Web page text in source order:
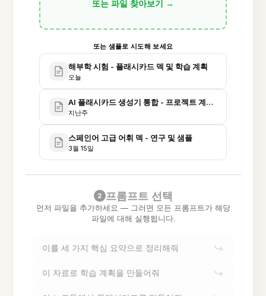
또는 파일 찾아보기 →
또는 샘플로 시도해 보세요
해부학 시험 - 플래시카드 덱 및 학습 계획
오늘
AI 플래시카드 생성기 통합 - 프로젝트 계획 및 회의
지난주
스페인어 고급 어휘 덱 - 연구 및 샘플
3월 15일
2 프롬프트 선택
먼저 파일을 추가하세요 — 그러면 모든 프롬프트가 해당
파일에 대해 실행됩니다.
이를 세 가지 핵심 요약으로 정리해줘
이 자료로 학습 계획을 만들어줘